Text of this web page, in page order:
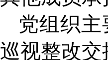
党组织
巡视整改